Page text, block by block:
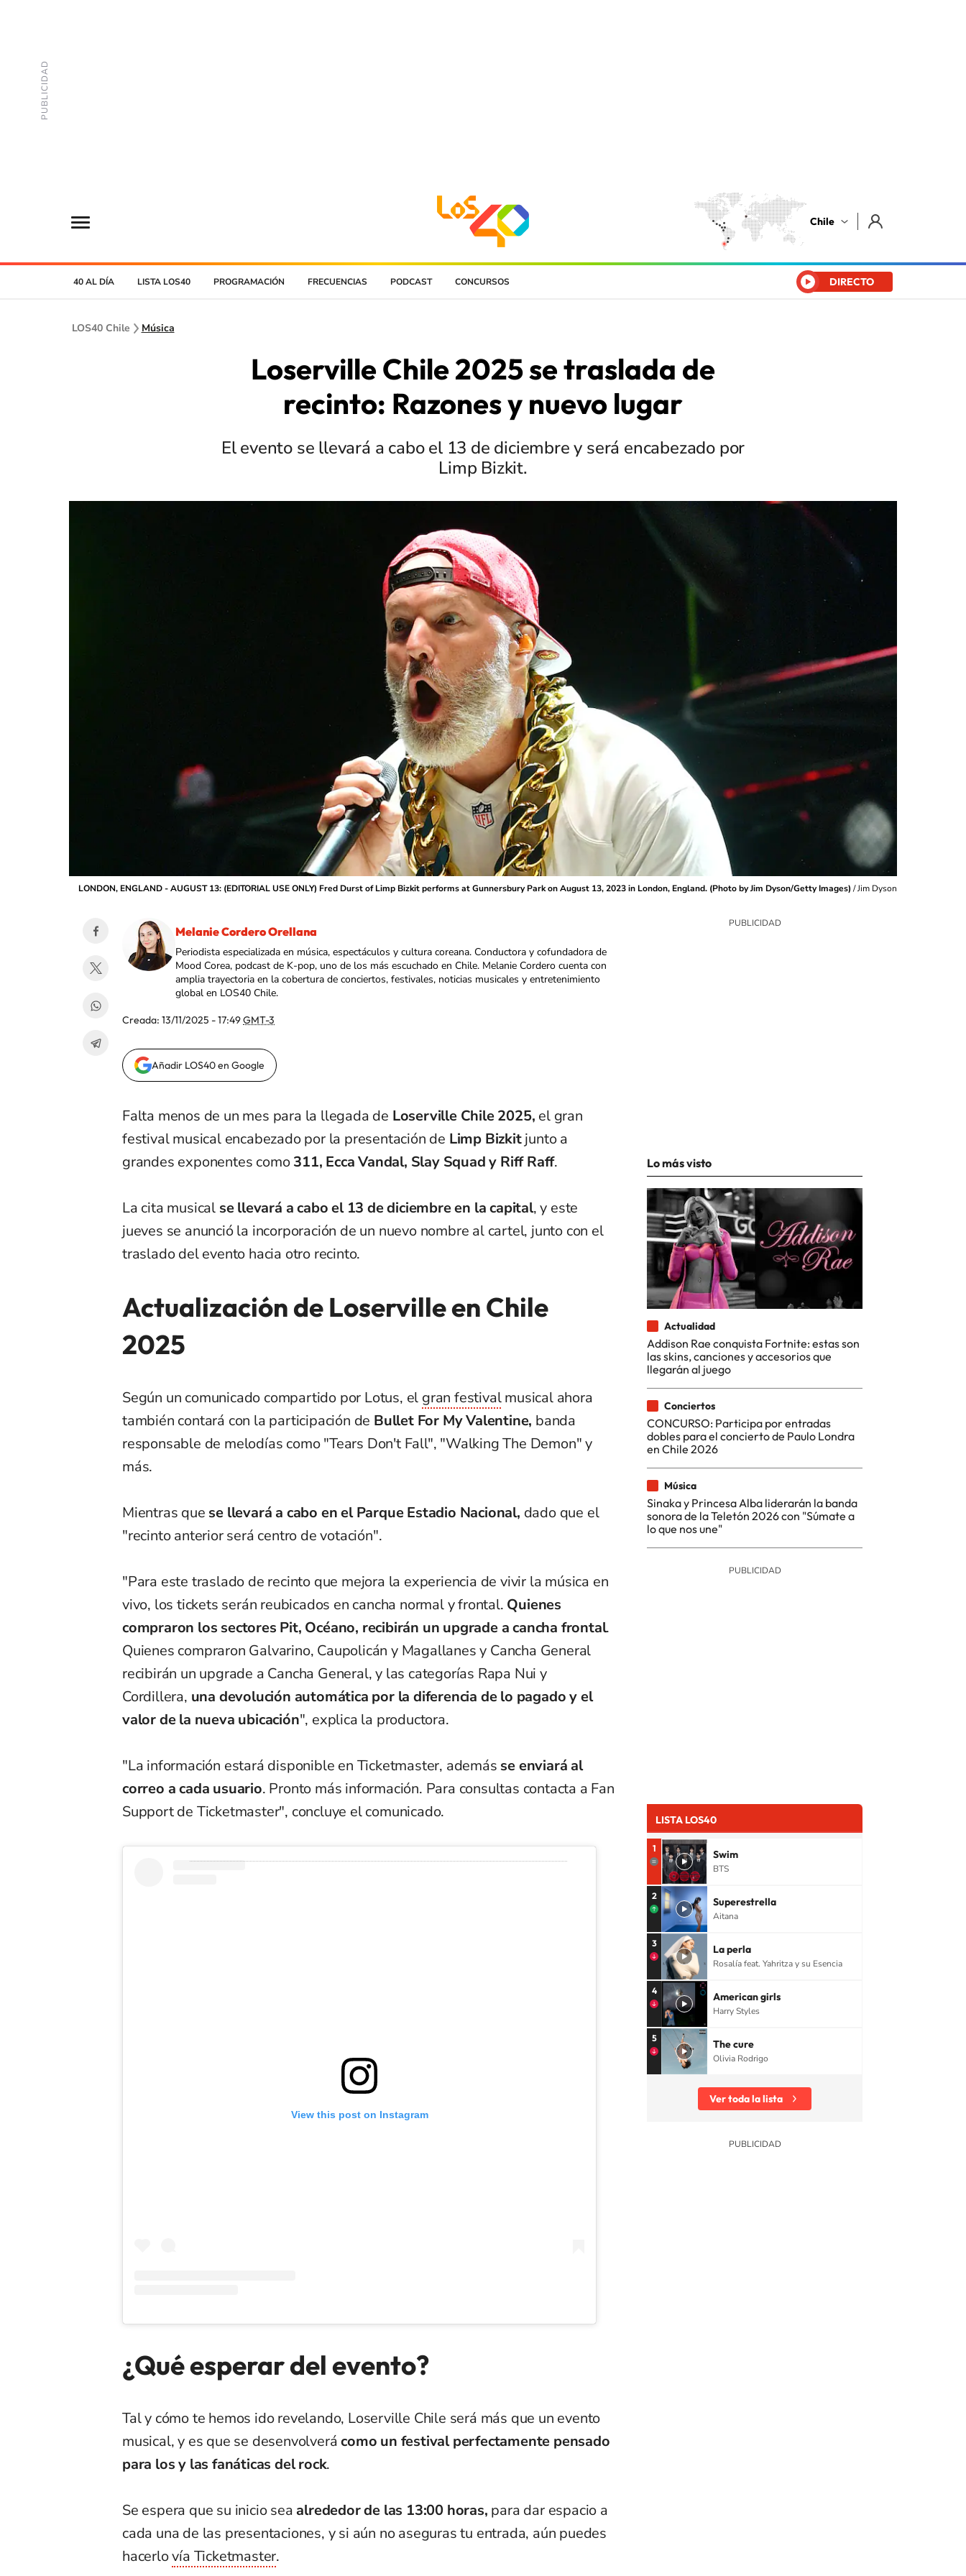
Chile
40 AL DÍA LISTA LOS40 PROGRAMACIÓN FRECUENCIAS PODCAST CONCURSOS DIRECTO
LOS40 Chile Música
Loserville Chile 2025 se traslada de
recinto: Razones y nuevo lugar
El evento se llevará a cabo el 13 de diciembre y será encabezado por
Limp Bizkit.
LONDON, ENGLAND - AUGUST 13: (EDITORIAL USE ONLY) Fred Durst of Limp Bizkit performs at Gunnersbury Park on August 13, 2023 in London, England. (Photo by Jim Dyson/Getty Images) /Jim Dyson
Melanie Cordero Orellana
Periodista especializada en música, espectáculos y cultura coreana. Conductora y cofundadora de
Mood Corea, podcast de K-pop, uno de los más escuchado en Chile. Melanie Cordero cuenta con
amplia trayectoria en la cobertura de conciertos, festivales, noticias musicales y entretenimiento
global en LOS40 Chile.
Creada: 13/11/2025 - 17:49GMT-3
Añadir LOS40 en Google
Falta menos de un mes para la llegada de Loserville Chile 2025, el gran
festival musical encabezado por la presentación de Limp Bizkitjunto a
grandes exponentes como311, Ecca Vandal, Slay Squad y Riff Raff.
La cita musical se llevará a cabo el 13 de diciembre en la capital, y este
jueves se anunció la incorporación de un nuevo nombre al cartel, junto con el
traslado del evento hacia otro recinto.
Actualización de Loserville en Chile
2025
Según un comunicado compartido por Lotus, el gran festivalmusical ahora
también contará con la participación de Bullet For My Valentine, banda
responsable de melodías como "Tears Don't Fall", "Walking The Demon" y
más.
Mientras que se llevará a cabo en el Parque Estadio Nacional, dado que el
"recinto anterior será centro de votación".
"Para este traslado de recinto que mejora la experiencia de vivir la música en
vivo, los tickets serán reubicados en cancha normal y frontal. Quienes
compraron los sectores Pit, Océano, recibirán un upgrade a cancha frontal.
Quienes compraron Galvarino, Caupolicán y Magallanes y Cancha General
recibirán un upgrade a Cancha General, y las categorías Rapa Nui y
Cordillera, una devolución automática por la diferencia de lo pagado y el
valor de la nueva ubicación", explica la productora.
"La información estará disponible en Ticketmaster, además se enviará al
correo a cada usuario. Pronto más información. Para consultas contacta a Fan
Support de Ticketmaster", concluye el comunicado.
View this post on Instagram
¿Qué esperar del evento?
Tal y cómo te hemos ido revelando, Loserville Chile será más que un evento
musical, y es que se desenvolverácomo un festival perfectamente pensado
para los y las fanáticas del rock.
Se espera que su inicio sea alrededor de las 13:00 horas, para dar espacio a
cada una de las presentaciones, y si aún no aseguras tu entrada, aún puedes
hacerlovía Ticketmaster.
Lo más visto
Actualidad
Addison Rae conquista Fortnite: estas son
las skins, canciones y accesorios que
llegarán al juego
Conciertos
CONCURSO: Participa por entradas
dobles para el concierto de Paulo Londra
en Chile 2026
Música
Sinaka y Princesa Alba liderarán la banda
sonora de la Teletón 2026 con "Súmate a
lo que nos une"
LISTA LOS40
1 Swim
BTS
2 Superestrella
Aitana
3 La perla
Rosalía feat. Yahritza y su Esencia
4 American girls
Harry Styles
5 The cure
Olivia Rodrigo
Ver toda la lista